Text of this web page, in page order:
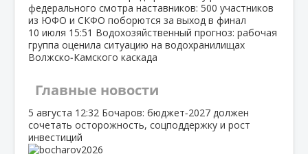
федерального смотра наставников: 500 участников
из ЮФО и СКФО поборются за выход в финал
10 июля 15:51 Водохозяйственный прогноз: рабочая
группа оценила ситуацию на водохранилищах
Волжско‑Камского каскада
Главные новости
5 августа 12:32 Бочаров: бюджет‑2027 должен
сочетать осторожность, соцподдержку и рост
инвестиций